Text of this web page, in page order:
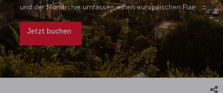
und der Monarchie umfassen, einen europäischen Flair.
Jetzt buchen